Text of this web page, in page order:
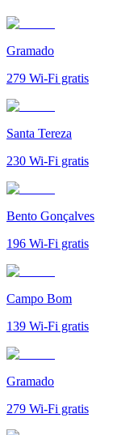
Gramado
279 Wi-Fi gratis
Santa Tereza
230 Wi-Fi gratis
Bento Gonçalves
196 Wi-Fi gratis
Campo Bom
139 Wi-Fi gratis
Gramado
279 Wi-Fi gratis